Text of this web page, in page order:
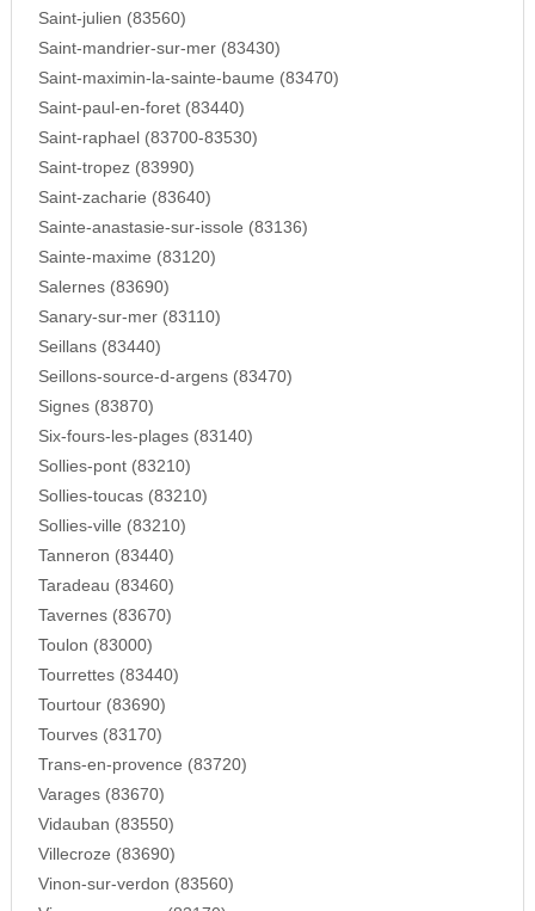
Saint-julien (83560)
Saint-mandrier-sur-mer (83430)
Saint-maximin-la-sainte-baume (83470)
Saint-paul-en-foret (83440)
Saint-raphael (83700-83530)
Saint-tropez (83990)
Saint-zacharie (83640)
Sainte-anastasie-sur-issole (83136)
Sainte-maxime (83120)
Salernes (83690)
Sanary-sur-mer (83110)
Seillans (83440)
Seillons-source-d-argens (83470)
Signes (83870)
Six-fours-les-plages (83140)
Sollies-pont (83210)
Sollies-toucas (83210)
Sollies-ville (83210)
Tanneron (83440)
Taradeau (83460)
Tavernes (83670)
Toulon (83000)
Tourrettes (83440)
Tourtour (83690)
Tourves (83170)
Trans-en-provence (83720)
Varages (83670)
Vidauban (83550)
Villecroze (83690)
Vinon-sur-verdon (83560)